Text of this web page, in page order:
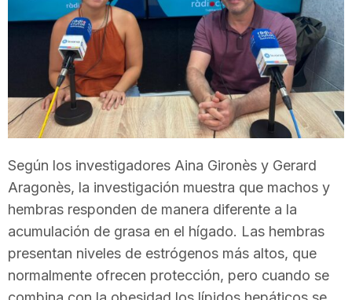
r
a
Según los investigadores Aina Gironès y Gerard
Aragonès, la investigación muestra que machos y
hembras responden de manera diferente a la
acumulación de grasa en el hígado. Las hembras
presentan niveles de estrógenos más altos, que
normalmente ofrecen protección, pero cuando se